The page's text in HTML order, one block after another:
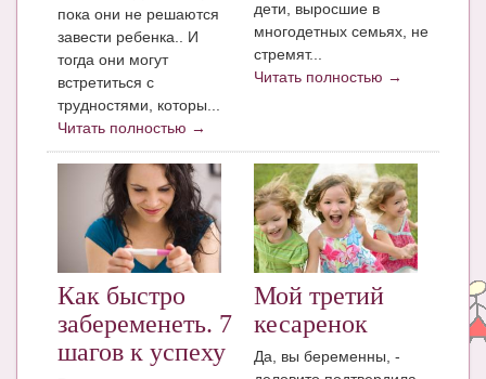
Опросы
НОВОСТИ ЛОПОТУНА
Блог Администратора
О проекте
Сотрудничество. Авторам
пока они не решаются
завести ребенка.. И
тогда они могут
встретиться с
трудностями, которы...
Читать полностью →
дети, выросшие в
многодетных семьях, не
стремят...
Читать полностью →
Как быстро
забеременеть. 7
шагов к успеху
Мой третий
кесаренок
Да, вы беременны, -